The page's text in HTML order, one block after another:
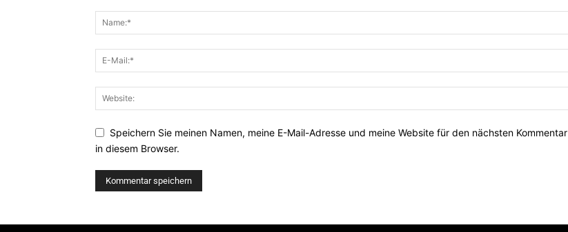
Speichern Sie meinen Namen, meine E-Mail-Adresse und meine Website für den nächsten Kommentar
in diesem Browser.